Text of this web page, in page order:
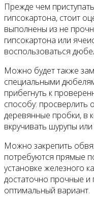
Прежде чем
гипсокартона, стоит
выполнены из не
гипсокартона или
воспользоваться
Можно будет также
специальными
прибегнуть к
способу: просверлить
деревянные пробки, в
вкручивать шурупы
Можно закрепить
потребуются прямые
установке железного
достаточно прочные и
оптимальный вариант.